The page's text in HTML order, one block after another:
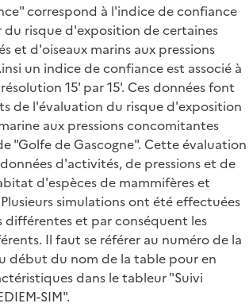
correspond à l'indice de confiance
du risque d'exposition de certaines
et d'oiseaux marins aux pressions
un indice de confiance est associé à
15' par 15'. Ces données font
de l'évaluation du risque d'exposition
aux pressions concomitantes
"Golfe de Gascogne". Cette évaluation
d'activités, de pressions et de
d'espèces de mammifères et
simulations ont été effectuées
différentes et par conséquent les
Il faut se référer au numéro de la
début du nom de la table pour en
dans le tableur "Suivi
SIM".